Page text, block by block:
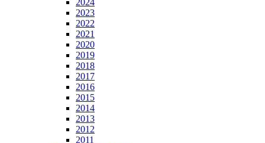
2024
2023
2022
2021
2020
2019
2018
2017
2016
2015
2014
2013
2012
2011